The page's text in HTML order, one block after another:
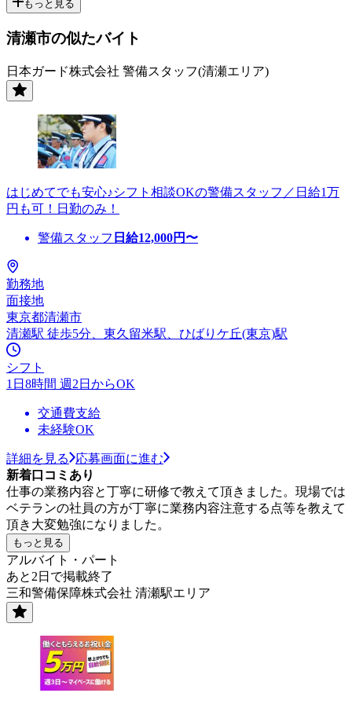
もっと見る
清瀬市の似たバイト
日本ガード株式会社 警備スタッフ(清瀬エリア)
はじめてでも安心♪シフト相談OKの警備スタッフ／日給1万
円も可！日勤のみ！
警備スタッフ 日給12,000円〜
勤務地
面接地
東京都清瀬市
清瀬駅 徒歩5分、東久留米駅、ひばりケ丘(東京)駅
シフト
1日8時間 週2日からOK
交通費支給
未経験OK
詳細を見る
応募画面に進む
新着口コミあり
仕事の業務内容と丁寧に研修で教えて頂きました。現場では
ベテランの社員の方が丁寧に業務内容注意する点等を教えて
頂き大変勉強になりました。
もっと見る
アルバイト・パート
あと2日で掲載終了
三和警備保障株式会社 清瀬駅エリア